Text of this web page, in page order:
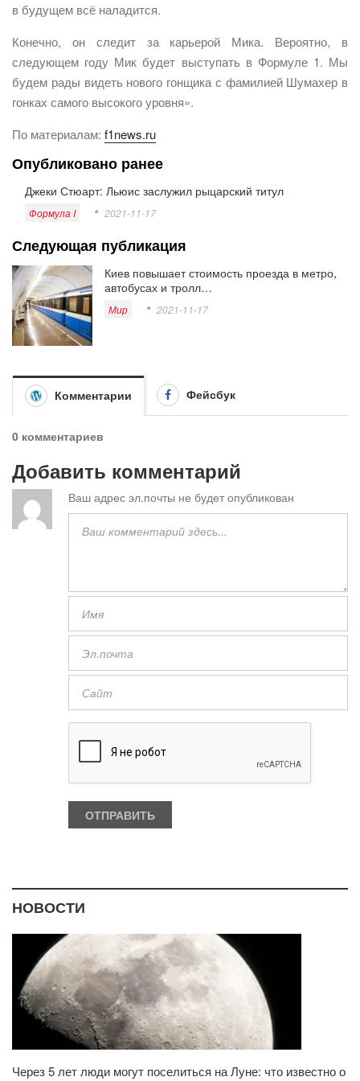
в будущем всё наладится.
Конечно, он следит за карьерой Мика. Вероятно, в
следующем году Мик будет выступать в Формуле 1. Мы
будем рады видеть нового гонщика с фамилией Шумахер в
гонках самого высокого уровня».
По материалам: f1news.ru
Опубликовано ранее
Джеки Стюарт: Льюис заслужил рыцарский титул
Формула I 2021-11-17
Следующая публикация
Киев повышает стоимость проезда в метро, ​​
автобусах и тролл…
Мир 2021-11-17
Комментарии Фейсбук
0 комментариев
Добавить комментарий
Ваш адрес эл.почты не будет опубликован
НОВОСТИ
Через 5 лет люди могут поселиться на Луне: что известно о